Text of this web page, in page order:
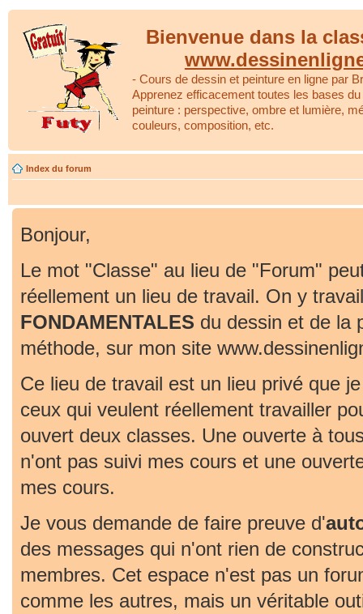
Bienvenue dans la
- Cours de dessin et peinture en ligne par
Apprenez efficacement toutes les bases
peinture : perspective, ombre et lumière,
couleurs, composition, etc.
Index du forum
Bonjour,
Le mot "Classe" au lieu de "Forum"
réellement un lieu de travail. On y
FONDAMENTALES du dessin et de la
méthode, sur mon site
Ce lieu de travail est un lieu privé que
ceux qui veulent réellement travailler
ouvert deux classes. Une ouverte à
n'ont pas suivi mes cours et une
mes cours.
Je vous demande de faire preuve d'
des messages qui n'ont rien de
membres. Cet espace n'est pas un
comme les autres, mais un véritable